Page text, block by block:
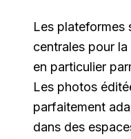
Les plateformes
centrales pour
en particulier
Les photos
parfaitement
dans des